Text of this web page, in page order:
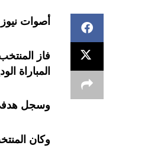
أصوات
فاز
المباراة
وسجل
وكان